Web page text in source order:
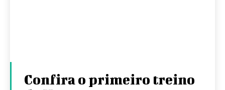
Confira o primeiro treino